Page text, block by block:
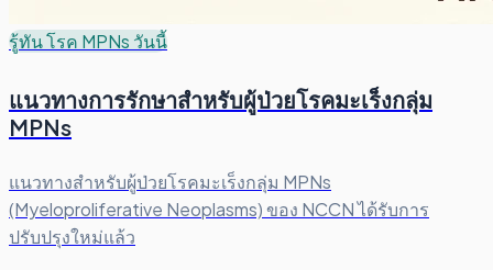
รู้ทัน โรค MPNs วันนี้
แนวทางการรักษาสำหรับผู้ป่วยโรคมะเร็งกลุ่ม
MPNs
แนวทางสำหรับผู้ป่วยโรคมะเร็งกลุ่ม MPNs
(Myeloproliferative Neoplasms) ของ NCCN ได้รับการ
ปรับปรุงใหม่แล้ว